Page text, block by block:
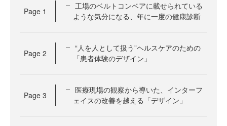
Page 1
工場のベルトコンベアに載せられている
ような気分になる、年に一度の健康診断
Page 2
“人を人として扱う”ヘルスケアのための
「患者体験のデザイン」
Page 3
医療現場の観察から導いた、インターフ
ェイスの改善を越える「デザイン」